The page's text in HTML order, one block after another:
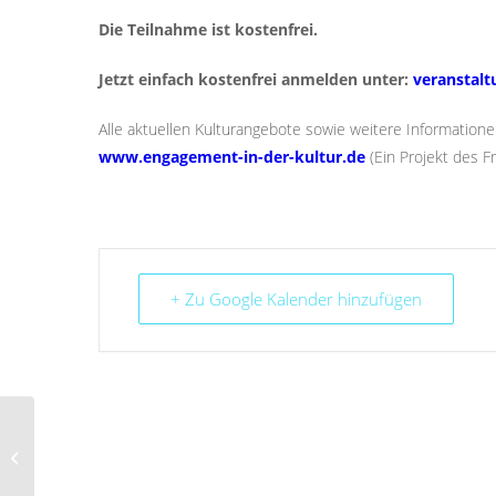
Die Teilnahme ist kostenfrei.
Jetzt einfach kostenfrei anmelden unter:
Alle aktuellen Kulturangebote sowie weitere
www.engagement-in-der-kultur.de (Ein Projekt des
+ Zu Google Kalender hinzufügen